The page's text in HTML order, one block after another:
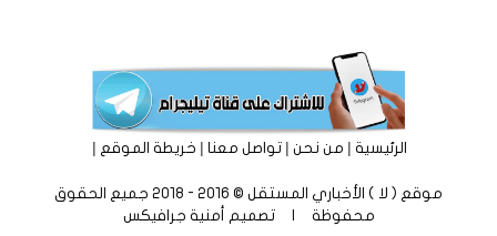
الرئيسية|من نحن|تواصل معنا|خريطة الموقع |
موقع ( لا ) الأخباري المستقل © 2016 - 2018 جميع الحقوق
محفوظة | تصميم أمنية جرافيكس